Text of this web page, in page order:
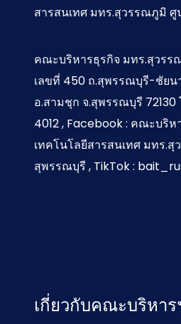
สารสนเทศ มทร.สุวรรณภูมิ
คณะบริหารธุรกิจ มทร.สุวร
เลขที่ 450 ถ.สุพรรณบุรี-ชัยน
อ.สามชุก จ.สุพรรณบุรี
4012 , Facebook : คณะบริห
เทคโนโลยีสารสนเทศ มทร.
สุพรรณบุรี , TikTok :
เกี่ยวกับคณะบริหาร